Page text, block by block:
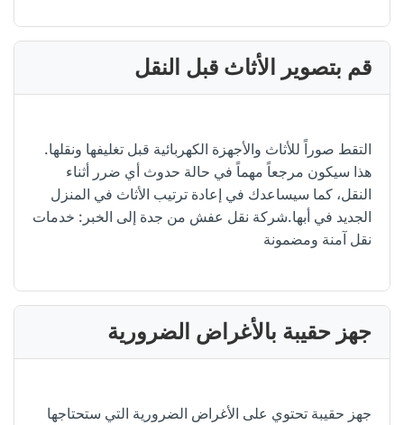
قم بتصوير الأثاث قبل النقل
التقط صوراً للأثاث والأجهزة الكهربائية قبل تغليفها ونقلها.
هذا سيكون مرجعاً مهماً في حالة حدوث أي ضرر أثناء
النقل، كما سيساعدك في إعادة ترتيب الأثاث في المنزل
الجديد في أبها.شركة نقل عفش من جدة إلى الخبر: خدمات
نقل آمنة ومضمونة
جهز حقيبة بالأغراض الضرورية
جهز حقيبة تحتوي على الأغراض الضرورية التي ستحتاجها